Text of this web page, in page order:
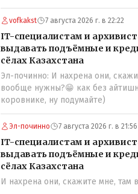
оцифрованы и иногда эти
тогда они нужны, хотя я
можно решать и устранять эти
лёжа на диване, в городе. Но,
оцифрованных МТФ критично
переезда лохматых и обкуренных
из города в село, да и те МТФ я
подозреваю, скоро перейдут на
помошью кувалды, китайского
проволоки и русского мата. Вот
именно АРХИВАРИУСАМ -
допустим все мои архивы по
жизни - помещаются в одну
флешку купленную на оптушке
000 тенге. Впрочем, не надо
vofkakst 7 августа 2026 г. в 22:22
IT-специалистам и
выдавать подъёмные и
сёлах Казахстана
Эл-починно: И нахрена они,
вообще нужны?😁 как без
коровнике, ну подумайте)
Эл-починно 7 августа 2026 г. в 21:56
IT-специалистам и
выдавать подъёмные и
сёлах Казахстана
И нахрена они, скажите мне,